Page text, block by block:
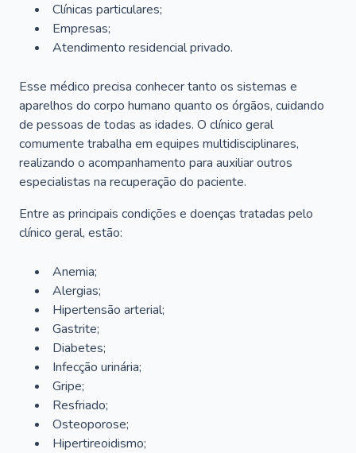
Clínicas particulares;
Empresas;
Atendimento residencial privado.
Esse médico precisa conhecer tanto os sistemas e
aparelhos do corpo humano quanto os órgãos, cuidando
de pessoas de todas as idades. O clínico geral
comumente trabalha em equipes multidisciplinares,
realizando o acompanhamento para auxiliar outros
especialistas na recuperação do paciente.
Entre as principais condições e doenças tratadas pelo
clínico geral, estão:
Anemia;
Alergias;
Hipertensão arterial;
Gastrite;
Diabetes;
Infecção urinária;
Gripe;
Resfriado;
Osteoporose;
Hipertireoidismo;